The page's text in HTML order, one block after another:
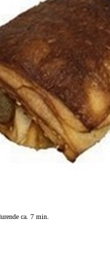
ca. 7 min.